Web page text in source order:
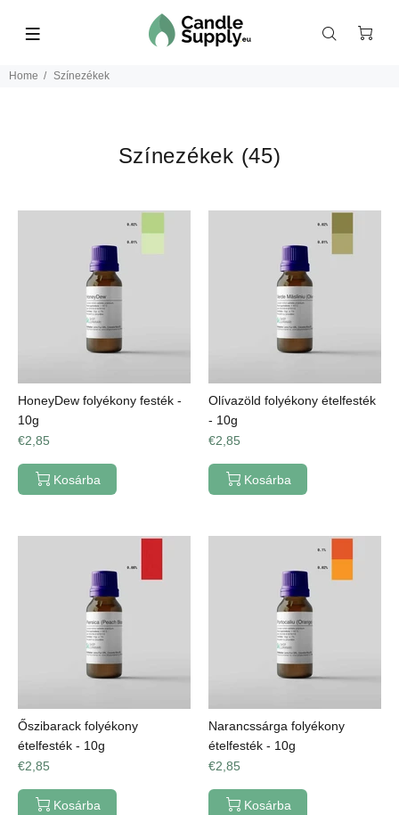
Home Színezékek
Színezékek (45)
HoneyDew folyékony festék -
10g
€2,85
Kosárba
Olívazöld folyékony ételfesték
- 10g
€2,85
Kosárba
Őszibarack folyékony
ételfesték - 10g
€2,85
Kosárba
Narancssárga folyékony
ételfesték - 10g
€2,85
Kosárba